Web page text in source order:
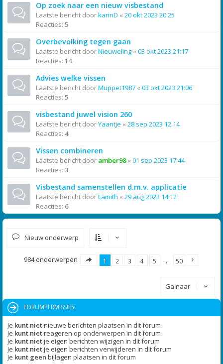
Op zoek naar een nieuw visbestand
Laatste bericht doorkarinD « 20 okt 2023 20:25
Reacties: 5
Overbevolking tegen gaan
Laatste bericht doorNieuweling « 03 okt 2023 21:17
Reacties: 14
Advies welke vissen
Laatste bericht doorMuppet1987 « 03 okt 2023 21:06
Reacties: 5
visbestand juwel vision 260
Laatste bericht doorYaantje « 28 sep 2023 12:14
Reacties: 4
Vissen combineren
Laatste bericht door amber98« 01 sep 2023 17:44
Reacties: 3
Visbestand samenstellen d.m.v. applicatie
Laatste bericht doorLamith « 29 aug 2023 14:12
Reacties: 6
Nieuw onderwerp
984 onderwerpen 1 2 3 4 5 … 50
Ga naar
FORUMPERMISSIES
Je kunt nietnieuwe berichten plaatsen in dit forum
Je kunt nietreageren op onderwerpen in dit forum
Je kunt nietje eigen berichten wijzigen in dit forum
Je kunt nietje eigen berichten verwijderen in dit forum
Je kunt geen bijlagen plaatsen in dit forum